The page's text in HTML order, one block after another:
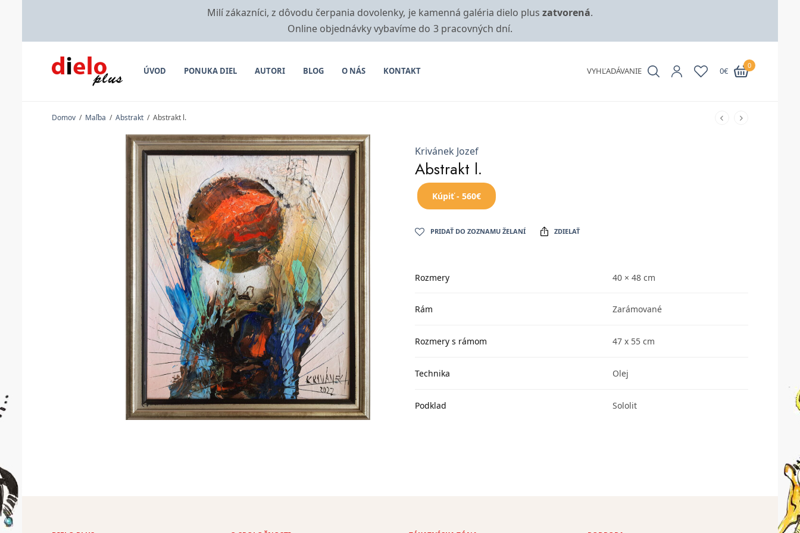
Milí zákazníci, z dôvodu čerpania dovolenky, je kamenná galéria dielo plus zatvorená.
Online objednávky vybavíme do 3 pracovných dní.
ÚVOD PONUKA DIEL AUTORI BLOG O NÁS KONTAKT VYHĽADÁVANIE 0€
0
Domov / Maľba / Abstrakt / Abstrakt l.
Krivánek Jozef
Abstrakt l.
Kúpiť - 560€
PRIDAŤ DO ZOZNAMU ŽELANÍ ZDIELAŤ
Rozmery 40 × 48 cm
Rám Zarámované
Rozmery s rámom 47 x 55 cm
Technika Olej
Podklad Sololit